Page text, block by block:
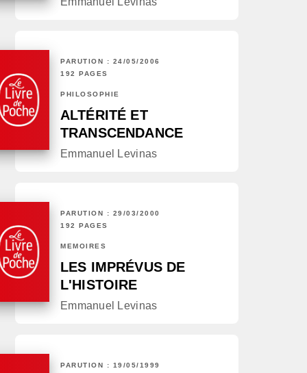
PARUTION : 24/05/2006
192 PAGES
PHILOSOPHIE
ALTÉRITÉ ET
TRANSCENDANCE
Emmanuel Levinas
PARUTION : 29/03/2000
192 PAGES
MÉMOIRES
LES IMPRÉVUS DE
L'HISTOIRE
Emmanuel Levinas
PARUTION : 19/05/1999